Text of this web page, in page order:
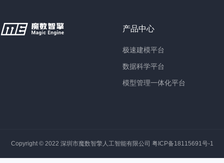
产品中心
极速建模平台
数据科学平台
模型管理一体化平台
Copyright © 2022 深圳市魔数智擎人工智能有限公司 粤ICP备18115691号-1